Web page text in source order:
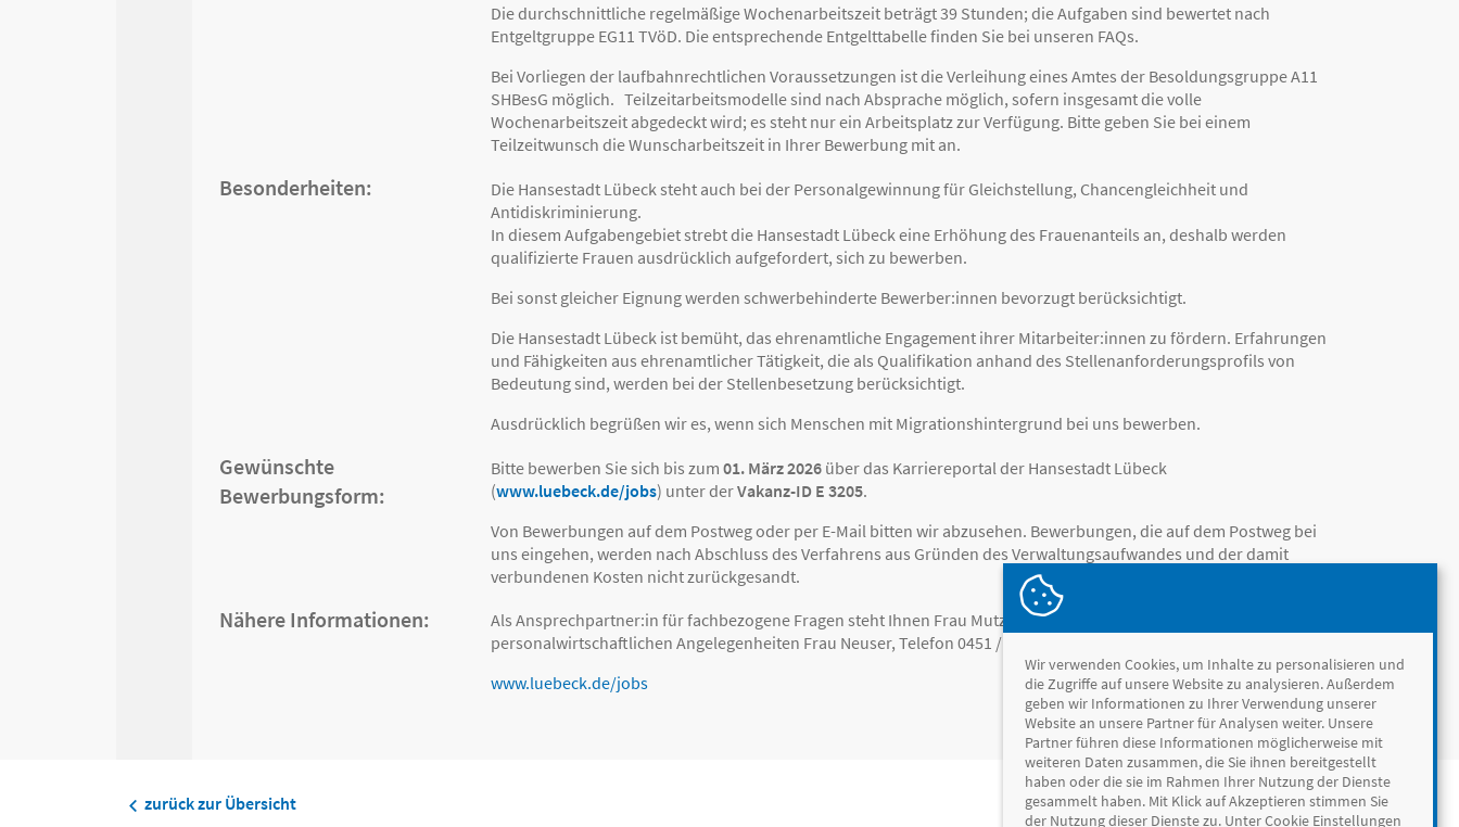
Die durchschnittliche regelmäßige Wochen­arbeitszeit beträgt 39 Stunden; die Aufgaben sind bewertet nach
Entgeltgruppe EG11 TVöD. Die entsprechende Entgelttabelle finden Sie bei unseren FAQs.
Bei Vorliegen der laufbahnrechtlichen Voraussetzungen ist die Verleihung eines Amtes der Besoldungsgruppe A11
SHBesG möglich. Teilzeitarbeitsmodelle sind nach Absprache möglich, sofern insgesamt die volle
Wochenarbeitszeit abgedeckt wird; es steht nur ein Arbeitsplatz zur Verfügung. Bitte geben Sie bei einem
Teilzeitwunsch die Wunscharbeitszeit in Ihrer Bewerbung mit an.
Besonderheiten:
Die Hansestadt Lübeck steht auch bei der Personalgewinnung für Gleichstellung, Chancengleichheit und
Antidiskriminierung.
In diesem Aufgabengebiet strebt die Hansestadt Lübeck eine Erhöhung des Frauenanteils an, deshalb werden
qualifizierte Frauen ausdrücklich aufgefordert, sich zu bewerben.
Bei sonst gleicher Eignung werden schwerbehinderte Bewerber:innen bevorzugt berücksichtigt.
Die Hansestadt Lübeck ist bemüht, das ehrenamtliche Engagement ihrer Mitarbeiter:innen zu fördern. Erfahrungen
und Fähigkeiten aus ehrenamtlicher Tätigkeit, die als Qualifikation anhand des Stellenanforderungsprofils von
Bedeutung sind, werden bei der Stellen­besetzung berücksichtigt.
Ausdrücklich begrüßen wir es, wenn sich Menschen mit Migrationshintergrund bei uns bewerben.
Gewünschte
Bewerbungsform:
Bitte bewerben Sie sich bis zum 01. März 2026 über das Karriereportal der Hansestadt Lübeck
(www.luebeck.de/jobs) unter derVakanz-ID E 3205.
Von Bewerbungen auf dem Postweg oder per E-Mail bitten wir abzusehen. Bewerbungen, die auf dem Postweg bei
uns eingehen, werden nach Abschluss des Verfahrens aus Gründen des Verwaltungsaufwandes und der damit
verbundenen Kosten nicht zurückgesandt.
Nähere Informationen:
Als Ansprechpartner:in für fachbezogene Fragen steht Ihnen Frau Mutz, Telefon 0451 / 122 ‑ 4665, in
personalwirtschaftlichen Angelegenheiten Frau Neuser, Telefon 0451 / 122 ‑ 1910 zur Verfügung.
www.luebeck.de/jobs
zurück zur Übersicht
Wir verwenden Cookies, um Inhalte zu personalisieren und
die Zugriffe auf unsere Website zu analysieren. Außerdem
geben wir Informationen zu Ihrer Verwendung unserer
Website an unsere Partner für Analysen weiter. Unsere
Partner führen diese Informationen möglicherweise mit
weiteren Daten zusammen, die Sie ihnen bereitgestellt
haben oder die sie im Rahmen Ihrer Nutzung der Dienste
gesammelt haben. Mit Klick auf Akzeptieren stimmen Sie
der Nutzung dieser Dienste zu. Unter Cookie Einstellungen